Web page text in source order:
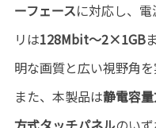
ーフェースに対応し、
リは128Mbit～2×1GB
明な画質と広い視野角を
また、本製品は静電容